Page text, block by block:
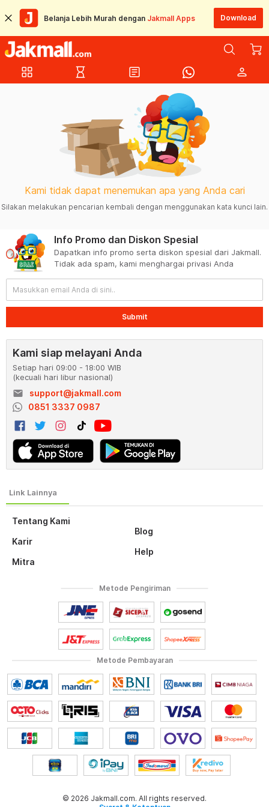
Belanja Lebih Murah dengan Jakmall Apps Download
grid_view hourglass_empty article person
Kami tidak dapat menemukan apa yang Anda cari
Silakan melakukan pencarian kembali dengan menggunakan kata kunci lain.
Tentang Kami
Karir
Mitra
Blog
Help
Info Promo dan Diskon Spesial
Dapatkan info promo serta diskon spesial dari Jakmall.
Tidak ada spam, kami menghargai privasi Anda
Submit
Kami siap melayani Anda
Setiap hari 09:00 - 18:00 WIB
(kecuali hari libur nasional)
email
support@jakmall.com
0851 3337 0987
Metode Pembayaran
Metode Pengiriman
© 2026 Jakmall.com. All rights reserved.